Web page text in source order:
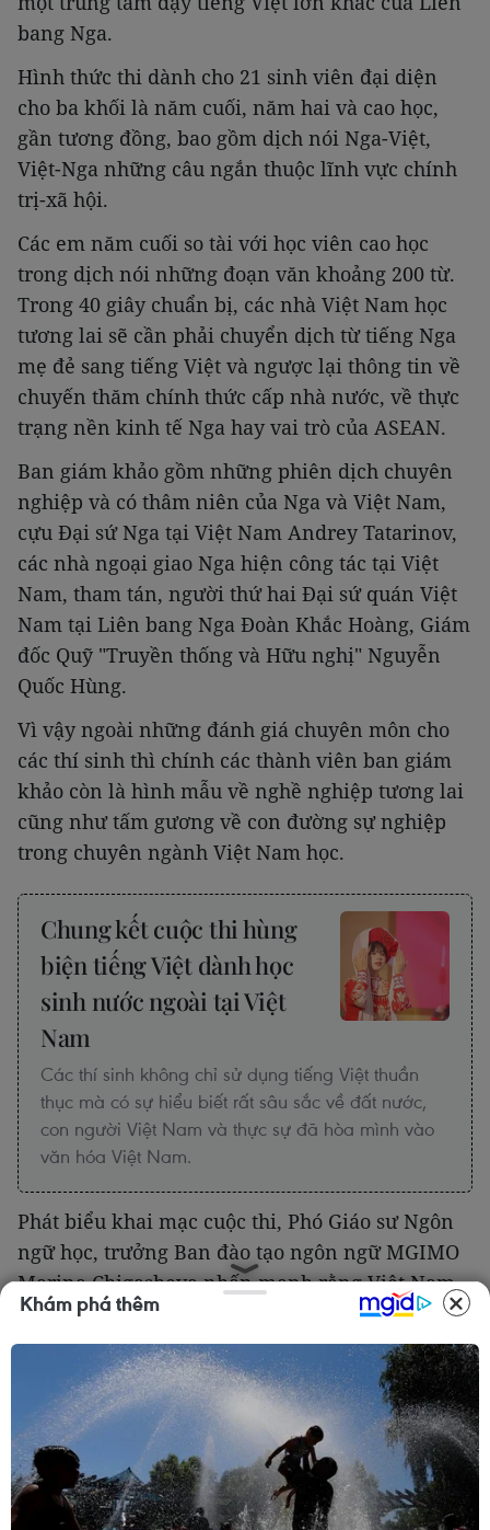
bang Nga.
Hình thức thi dành cho 21 sinh viên đại diện
cho ba khối là năm cuối, năm hai và cao học,
gần tương đồng, bao gồm dịch nói Nga-Việt,
Việt-Nga những câu ngắn thuộc lĩnh vực chính
trị-xã hội.
Các em năm cuối so tài với học viên cao học
trong dịch nói những đoạn văn khoảng 200 từ.
Trong 40 giây chuẩn bị, các nhà Việt Nam học
tương lai sẽ cần phải chuyển dịch từ tiếng Nga
mẹ đẻ sang tiếng Việt và ngược lại thông tin về
chuyến thăm chính thức cấp nhà nước, về thực
trạng nền kinh tế Nga hay vai trò của ASEAN.
Ban giám khảo gồm những phiên dịch chuyên
nghiệp và có thâm niên của Nga và Việt Nam,
cựu Đại sứ Nga tại Việt Nam Andrey Tatarinov,
các nhà ngoại giao Nga hiện công tác tại Việt
Nam, tham tán, người thứ hai Đại sứ quán Việt
Nam tại Liên bang Nga Đoàn Khắc Hoàng, Giám
đốc Quỹ "Truyền thống và Hữu nghị" Nguyễn
Quốc Hùng.
Vì vậy ngoài những đánh giá chuyên môn cho
các thí sinh thì chính các thành viên ban giám
khảo còn là hình mẫu về nghề nghiệp tương lai
cũng như tấm gương về con đường sự nghiệp
trong chuyên ngành Việt Nam học.
Chung kết cuộc thi hùng
biện tiếng Việt dành học
sinh nước ngoài tại Việt
Nam
Các thí sinh không chỉ sử dụng tiếng Việt thuần
thục mà có sự hiểu biết rất sâu sắc về đất nước,
con người Việt Nam và thực sự đã hòa mình vào
văn hóa Việt Nam.
Phát biểu khai mạc cuộc thi, Phó Giáo sư Ngôn
ngữ học, trưởng Ban đào tạo ngôn ngữ MGIMO
Marina Chigasheva nhấn mạnh rằng Việt Nam
luôn có vai trò quan trọng trong chính sách đối
ngoại của Liên bang Nga.
Bà Chigasheva đặc biệt lưu ý đến những sự kiện
tích cực gần đây nhất trong quan hệ song
phương như cuộc điện đàm của Tổng bí thư
Nguyễn Phú Trọng với Tổng thống Vladimir
Putin hôm 26/3, trong đó có đề cập đến hợp tác
Khám phá thêm